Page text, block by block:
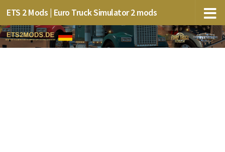
ETS 2 Mods | Euro Truck Simulator 2 mods